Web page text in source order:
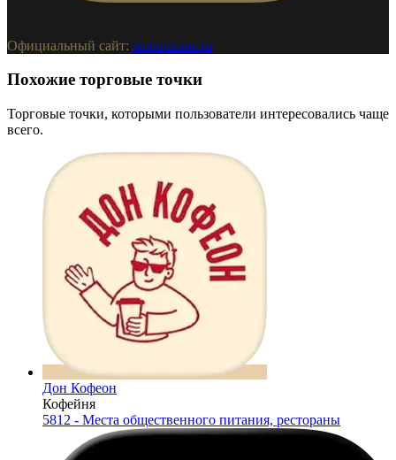
Официальный сайт: empirezone.ru
Похожие торговые точки
Торговые точки, которыми пользователи интересовались чаще
всего.
Дон Кофеон
Кофейня
5812 - Места общественного питания, рестораны